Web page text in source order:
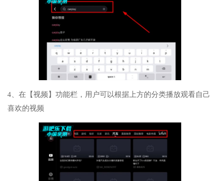
4、在【视频】功能栏，用户可以根据上方的分类播放观看自己
喜欢的视频